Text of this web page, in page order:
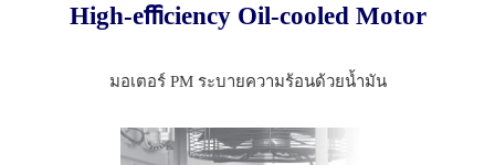
High-eﬃciency Oil-cooled Motor
มอเตอร์ PM ระบายความร้อนด้วยน้ำมัน